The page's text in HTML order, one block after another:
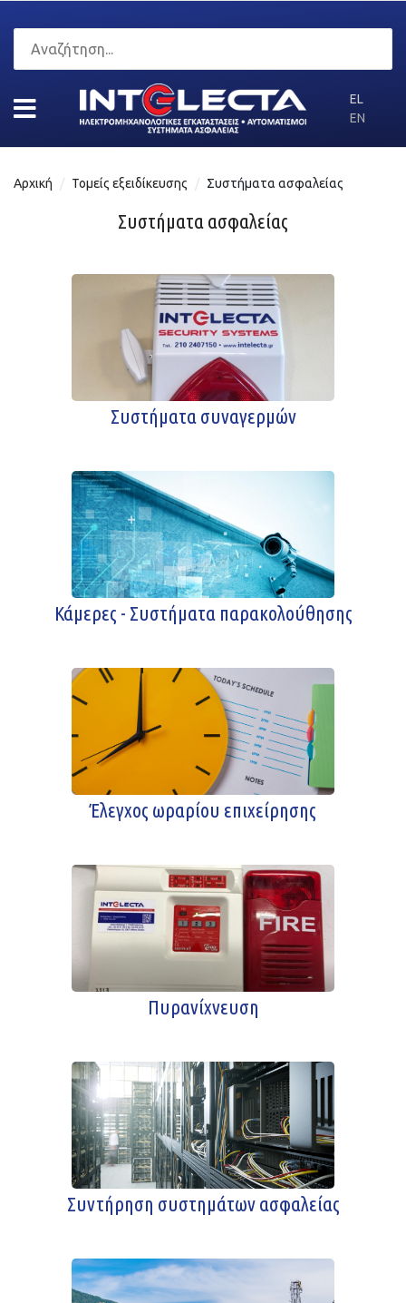
EL
EN
Αρχική Τομείς εξειδίκευσης Συστήματα ασφαλείας
Συστήματα ασφαλείας
Συστήματα συναγερμών
Κάμερες - Συστήματα παρακολούθησης
Έλεγχος ωραρίου επιχείρησης
Πυρανίχνευση
Συντήρηση συστημάτων ασφαλείας